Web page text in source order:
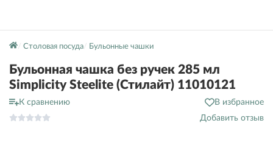
Столовая посуда Бульонные чашки
Бульонная чашка без ручек 285 мл
Simplicity Steelite (Стилайт) 11010121
К сравнению
В избранное
Добавить отзыв